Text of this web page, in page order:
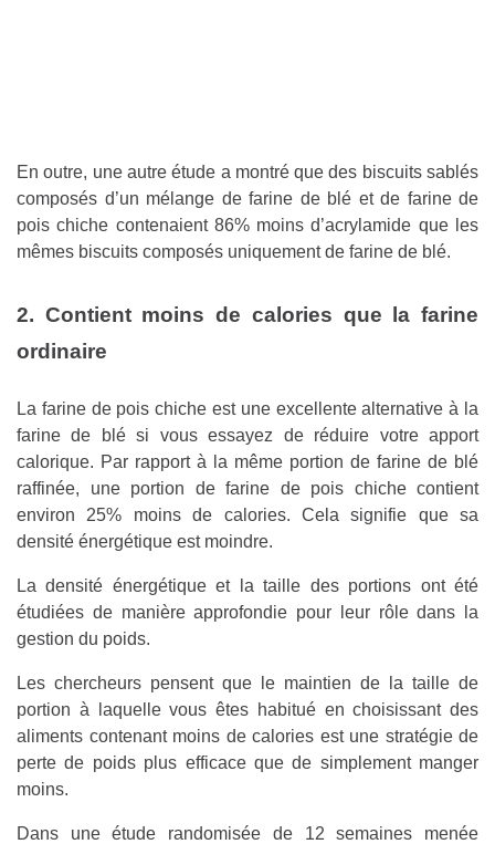
En outre, une autre étude a montré que des biscuits sablés
composés d’un mélange de farine de blé et de farine de
pois chiche contenaient 86% moins d’acrylamide que les
mêmes biscuits composés uniquement de farine de blé.
2. Contient moins de calories que la farine
ordinaire
La farine de pois chiche est une excellente alternative à la
farine de blé si vous essayez de réduire votre apport
calorique. Par rapport à la même portion de farine de blé
raffinée, une portion de farine de pois chiche contient
environ 25% moins de calories. Cela signifie que sa
densité énergétique est moindre.
La densité énergétique et la taille des portions ont été
étudiées de manière approfondie pour leur rôle dans la
gestion du poids.
Les chercheurs pensent que le maintien de la taille de
portion à laquelle vous êtes habitué en choisissant des
aliments contenant moins de calories est une stratégie de
perte de poids plus efficace que de simplement manger
moins.
Dans une étude randomisée de 12 semaines menée